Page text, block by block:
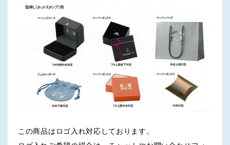
この商品はロゴ入れ対応しております。